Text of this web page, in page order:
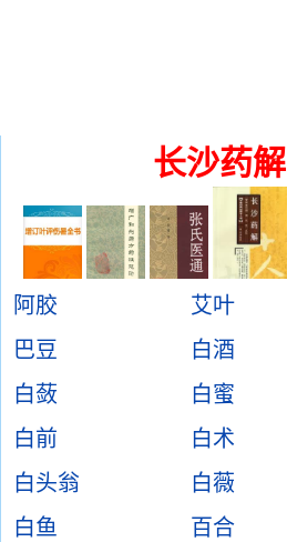
长沙药解
阿胶
艾叶
巴豆
白酒
白蔹
白蜜
白前
白术
白头翁
白薇
白鱼
百合